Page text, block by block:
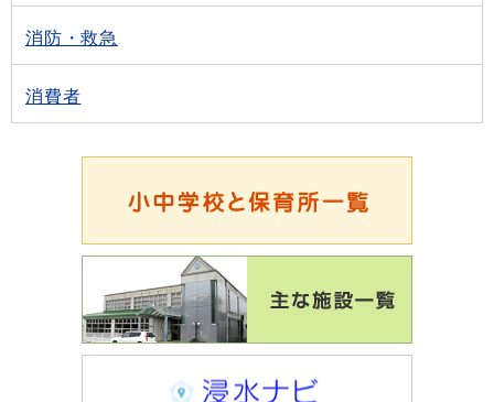
消防・救急
消費者